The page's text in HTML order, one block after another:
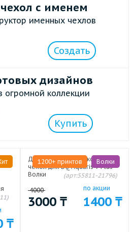
с именем
именных чехлов
Создать
дизайнов
огромной коллекции
Купить
₸
1200+ принтов Волки
Дизайнерский силиконовый
чехол для BQ Aquaris V Plus
Волки
(арт:55811-21796)
4000
3000 ₸
по акции
1400 ₸